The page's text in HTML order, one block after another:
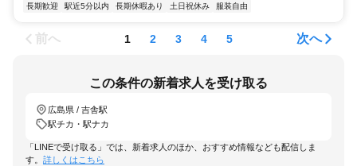
長期歓迎
駅近5分以内 長期休暇あり 土日祝休み 服装自由
前へ 1 2 3 4 5 次へ
この条件の新着求人を受け取る
広島県 / 吉舎駅
駅チカ・駅ナカ
「LINEで受け取る」では、新着求人のほか、おすすめ情報なども配信しま
す。 詳しくはこちら